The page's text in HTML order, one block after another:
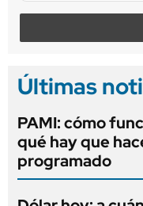
Últimas
PAMI: cómo
qué hay que
programado